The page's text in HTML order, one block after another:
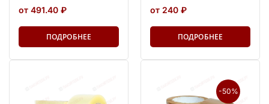
от 491.40 ₽
ПОДРОБНЕЕ
от 240 ₽
ПОДРОБНЕЕ
-50%